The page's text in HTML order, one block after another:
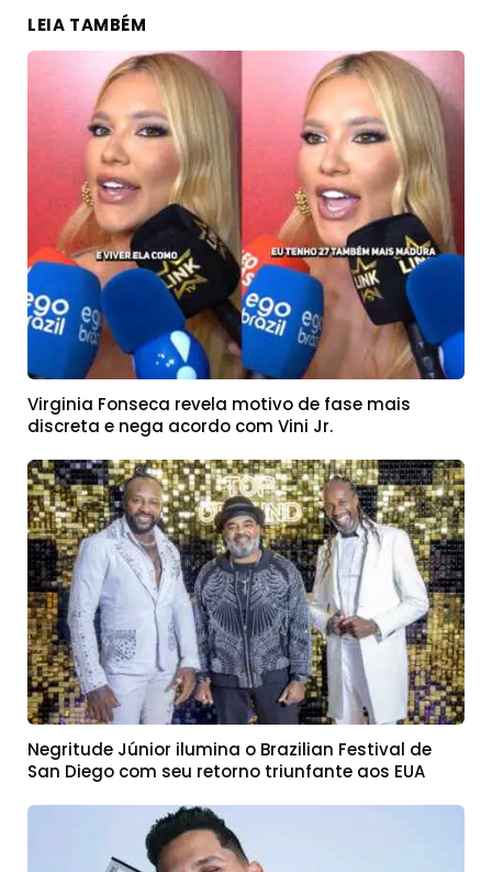
LEIA TAMBÉM
Virginia Fonseca revela motivo de fase mais
discreta e nega acordo com Vini Jr.
Negritude Júnior ilumina o Brazilian Festival de
San Diego com seu retorno triunfante aos EUA